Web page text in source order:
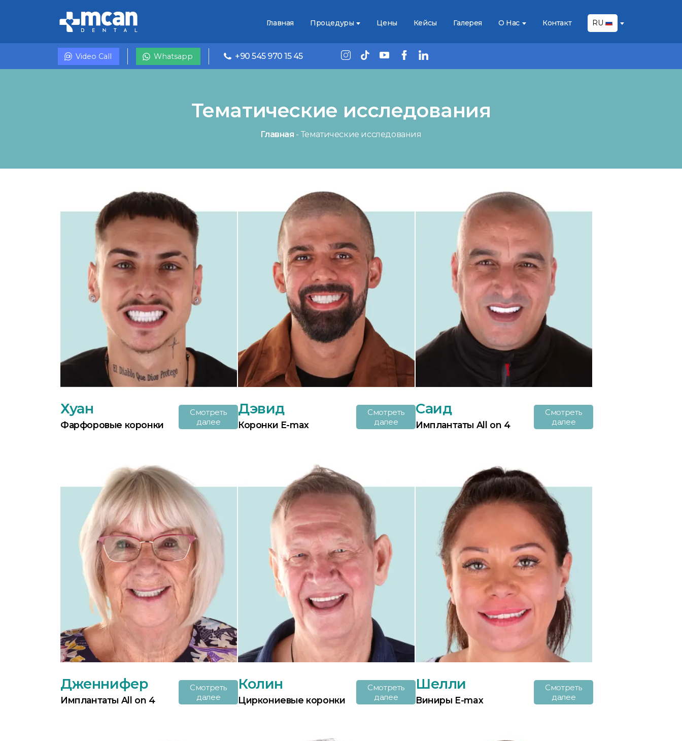
Главная Процедуры Цены Кейсы Галерея О Нас Контакт RU
Video Call Whatsapp +90 545 970 15 45
Тематические исследования
Главная - Тематические исследования
Хуан
Фарфоровые коронки
Смотреть
далее
Дэвид
Коронки E-max
Смотреть
далее
Саид
Имплантаты All on 4
Смотреть
далее
Дженнифер
Имплантаты All on 4
Смотреть
далее
Колин
Циркониевые коронки
Смотреть
далее
Шелли
Виниры E-max
Смотреть
далее